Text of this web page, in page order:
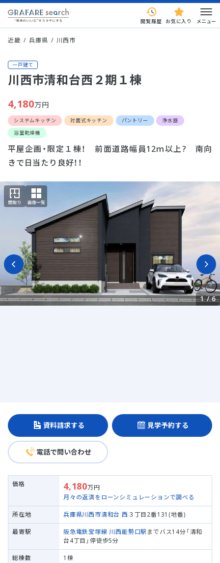
閲覧履歴 お気に入り メニュー
近畿 兵庫県 川西市
一戸建て
川西市清和台西２期１棟
4,180万円
システムキッチン 対面式キッチン パントリー
浄水器
浴室乾燥機
平屋企画・限定１棟！ 前面道路幅員12ｍ以上? 南向
きで日当たり良好！！
1/6
資料請求する 見学予約する
電話で問い合わせ
価格 4,180万円
月々の返済をローンシミュレーションで調べる
所在地 兵庫県川西市清和台 西 ３丁目2番131(地番)
最寄駅 阪急電鉄宝塚線 川西能勢口駅 までバス14分「清和
台4丁目」停徒歩5分
総棟数 1棟